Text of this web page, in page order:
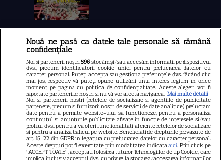
Libertatea
Libertatea pentru femei
GSP
Știri mondene
Avantaje
Elle
Unica
Retete practice
Nouă ne pasă ca datele tale personale să rămână
confidențiale
Noi și partenerii noștri596 stocăm și/sau accesăm informații pe dispozitivul
dvs., precum identificatorii cookie unici pentru prelucrarea datelor cu
caracter personal. Puteți accepta sau gestiona preferințele dvs. făcând clic
mai jos, respectiv vă puteți opune utilizării unui interes legitim în orice
moment pe pagina cu politica de confidențialitate. Aceste alegeri vor fi
raportate partenerilor noștri și nu vă vor afecta navigarea. Mai multe detalii
Noi si partenerii nostri (retelele de socializare si agentiile de publicitate
partenere, precum si furnizorii nostri de servicii de date analitice) prelucram
date pentru a permite website-ului sa functioneze, pentru a personaliza
continutul si anunturile publicitare afisate in functie de interesele si/sau
profilul dvs., pentru a va oferi functionalitati aferente retelelor de socializare
si pentru a analiza traficul pe website. Beneficiati de drepturile prevazute de
art. 15-22 din GDPR in legatura cu prelucrarea datelor cu caracter personal.
Aceste drepturi pot fi exercitate prin modalitatea indicataaici. Prin click pe
“ACCEPT TOATE”, acceptati folosirea tuturor Tehnologiilor de tip Cookie, care
implica inclusiv acceptul dvs. cu privire la stocarea/accesarea informatiilor